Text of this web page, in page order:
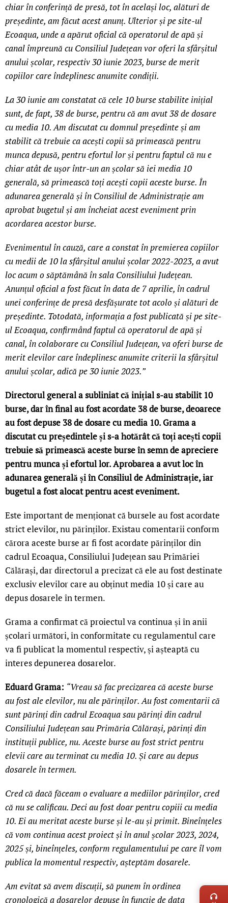
chiar în conferință de presă, tot în același loc, alături de
președinte, am făcut acest anunț. Ulterior și pe site-ul
Ecoaqua, unde a apărut oficial că operatorul de apă și
canal împreună cu Consiliul Județean vor oferi la sfârșitul
anului școlar, respectiv 30 iunie 2023, burse de merit
copiilor care îndeplinesc anumite condiții.
La 30 iunie am constatat că cele 10 burse stabilite inițial
sunt, de fapt, 38 de burse, pentru că am avut 38 de dosare
cu media 10. Am discutat cu domnul președinte și am
stabilit că trebuie ca acești copii să primească pentru
munca depusă, pentru efortul lor și pentru faptul că nu e
chiar atât de ușor într-un an școlar să iei media 10
generală, să primească toți acești copii aceste burse. În
adunarea generală și în Consiliul de Administrație am
aprobat bugetul și am încheiat acest eveniment prin
acordarea acestor burse.
Evenimentul în cauză, care a constat în premierea copiilor
cu medii de 10 la sfârșitul anului școlar 2022-2023, a avut
loc acum o săptămână în sala Consiliului Județean.
Anunțul oficial a fost făcut în data de 7 aprilie, în cadrul
unei conferințe de presă desfășurate tot acolo și alături de
președinte. Totodată, informația a fost publicată și pe site-
ul Ecoaqua, confirmând faptul că operatorul de apă și
canal, în colaborare cu Consiliul Județean, va oferi burse de
merit elevilor care îndeplinesc anumite criterii la sfârșitul
anului școlar, adică pe 30 iunie 2023.”
Directorul general a subliniat că inițial s-au stabilit 10
burse, dar în final au fost acordate 38 de burse, deoarece
au fost depuse 38 de dosare cu media 10. Grama a
discutat cu președintele și s-a hotărât că toți acești copii
trebuie să primească aceste burse în semn de apreciere
pentru munca și efortul lor. Aprobarea a avut loc în
adunarea generală și în Consiliul de Administrație, iar
bugetul a fost alocat pentru acest eveniment.
Este important de menționat că bursele au fost acordate
strict elevilor, nu părinților. Existau comentarii conform
cărora aceste burse ar fi fost acordate părinților din
cadrul Ecoaqua, Consiliului Județean sau Primăriei
Călărași, dar directorul a precizat că ele au fost destinate
exclusiv elevilor care au obținut media 10 și care au
depus dosarele în termen.
Grama a confirmat că proiectul va continua și în anii
școlari următori, în conformitate cu regulamentul care
va fi publicat la momentul respectiv, și așteaptă cu
interes depunerea dosarelor.
Eduard Grama: “Vreau să fac precizarea că aceste burse
au fost ale elevilor, nu ale părinților. Au fost comentarii că
sunt părinți din cadrul Ecoaqua sau părinți din cadrul
Consiliului Județean sau Primăria Călărași, părinți din
instituții publice, nu. Aceste burse au fost strict pentru
elevii care au terminat cu media 10. Și care au depus
dosarele în termen.
Cred că dacă făceam o evaluare a mediilor părinților, cred
că nu se calificau. Deci au fost doar pentru copiii cu media
10. Ei au meritat aceste burse și le-au și primit. Bineînțeles
că vom continua acest proiect și în anul școlar 2023, 2024,
2025 și, bineînțeles, conform regulamentului pe care îl vom
publica la momentul respectiv, așteptăm dosarele.
Am evitat să avem discuții, să punem în ordinea
cronologică a dosarelor depuse în funcție de data